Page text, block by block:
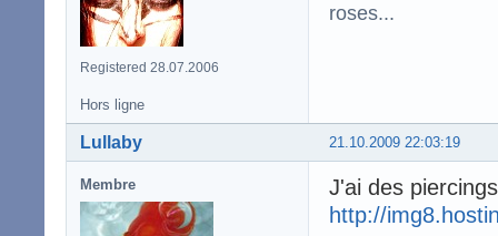
Registered 28.07.2006
roses...
Hors ligne
21.10.2009 22:03:19
Lullaby
Membre
J'ai des
http://